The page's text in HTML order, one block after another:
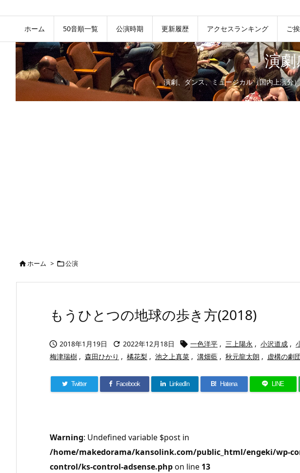
ホーム 50音順一覧 公演時期 更新履歴 アクセスランキング ご
演
演劇、ダンス、ミュージカル（国内上演分
ホーム > 公演
もうひとつの地球の歩き方(2018)
 2018年1月19日  2022年12月18日  一色洋平 , 三上陽永 , 小沢道成 ,
梅津瑞樹 , 森田ひかり , 橘花梨 , 池之上真菜 , 溝畑藍 , 秋元龍太朗 , 虚構の劇
Twitter Facebook LinkedIn B! Hatena LINE
Warning: Undefined variable $post in
/home/makedorama/kansolink.com/public_html/engeki/wp-
control/ks-control-adsense.phpon line 13